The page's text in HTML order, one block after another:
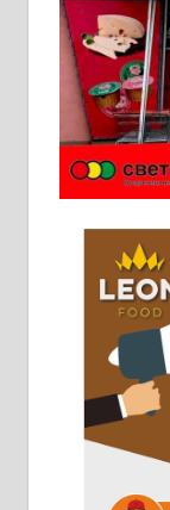
Ало
Горког
8 до 15
Чистим
061/32-13-